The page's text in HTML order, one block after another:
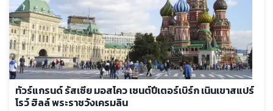
ทัวร์แกรนด์ รัสเซีย มอสโคว เซนต์ปีเตอร์เบิร์ก เนินเขาสแปร์
โรว์ ฮิลล์ พระราชวังเครมลิน